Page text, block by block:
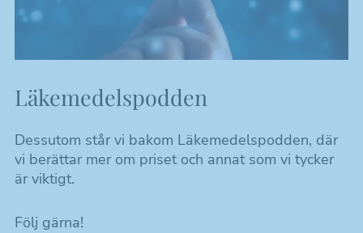
Läkemedelspodden
Dessutom står vi bakom Läkemedelspodden, där
vi berättar mer om priset och annat som vi tycker
är viktigt.
Följ gärna!